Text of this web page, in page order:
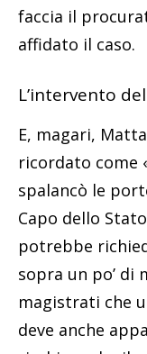
faccia il
affidato il caso.
L’intervento
E, magari,
ricordato come
spalancò le
Capo dello
potrebbe
sopra un po’ di
magistrati che
deve anche